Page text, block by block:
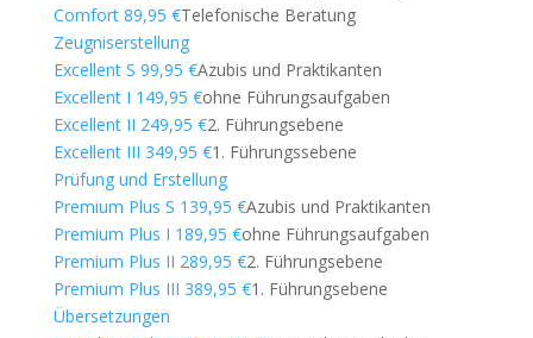
Comfort 89,95 €Telefonische Beratung
Zeugniserstellung
Excellent S 99,95 €Azubis und Praktikanten
Excellent I 149,95 €ohne Führungsaufgaben
Excellent II 249,95 €2. Führungsebene
Excellent III 349,95 €1. Führungssebene
Prüfung und Erstellung
Premium Plus S 139,95 €Azubis und Praktikanten
Premium Plus I 189,95 €ohne Führungsaufgaben
Premium Plus II 289,95 €2. Führungsebene
Premium Plus III 389,95 €1. Führungsebene
Übersetzungen